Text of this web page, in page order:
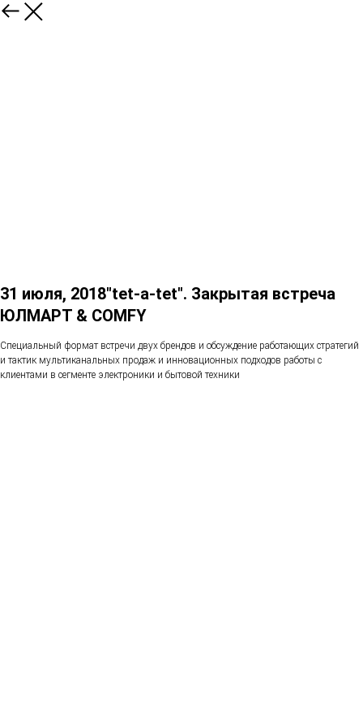
31 июля, 2018"tet-a-tet". Закрытая встреча
ЮЛМАРТ & COMFY
Специальный формат встречи двух брендов и обсуждение работающих стратегий
и тактик мультиканальных продаж и инновационных подходов работы с
клиентами в сегменте электроники и бытовой техники